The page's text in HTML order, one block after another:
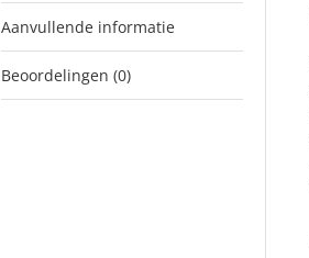
Aanvullende informatie
Beoordelingen (0)